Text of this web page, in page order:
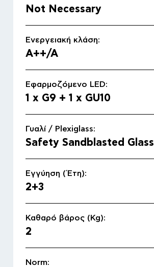
Αρχική
Not Necessary
Ενεργειακή κλάση:
A++/A
Εφαρμοζόμενο LED:
1 x G9 + 1 x GU10
Γυαλί / Plexiglass:
Safety Sandblasted Glass
Εγγύηση (Έτη):
2+3
Καθαρό βάρος (Kg):
2
Norm: